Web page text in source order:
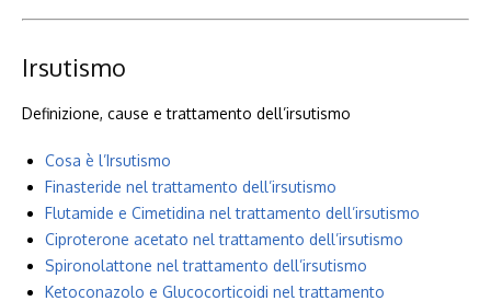
Irsutismo
Definizione, cause e trattamento dell’irsutismo
Cosa è l’Irsutismo
Finasteride nel trattamento dell’irsutismo
Flutamide e Cimetidina nel trattamento dell’irsutismo
Ciproterone acetato nel trattamento dell’irsutismo
Spironolattone nel trattamento dell’irsutismo
Ketoconazolo e Glucocorticoidi nel trattamento